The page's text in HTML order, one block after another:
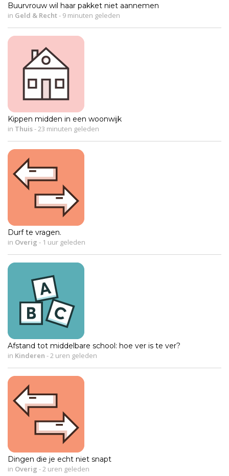
Buurvrouw wil haar pakket niet aannemen
in Geld & Recht- 9 minuten geleden
Kippen midden in een woonwijk
in Thuis-23 minuten geleden
Durf te vragen.
in Overig - 1 uur geleden
Afstand tot middelbare school: hoe ver is te ver?
in Kinderen -2 uren geleden
Dingen die je echt niet snapt
in Overig -2 uren geleden